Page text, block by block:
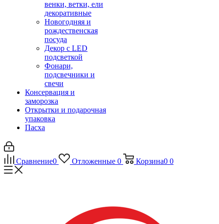
венки, ветки, ели
декоративные
Новогодняя и
рождественская
посуда
Декор с LED
подсветкой
Фонари,
подсвечники и
свечи
Консервация и
заморозка
Открытки и подарочная
упаковка
Пасха
Сравнение0 Отложенные 0 Корзина0 0